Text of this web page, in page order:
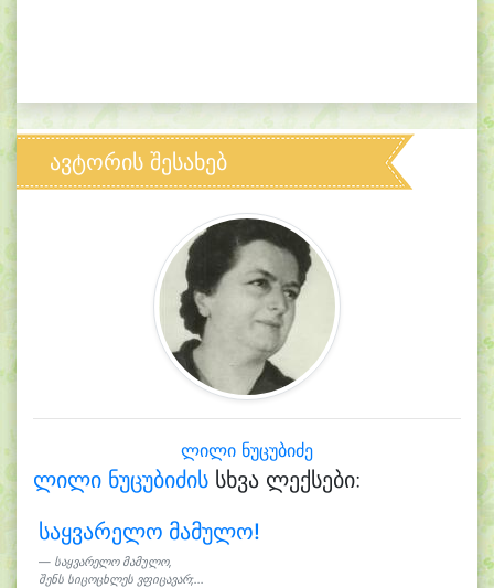
ავტორის შესახებ
ლილი ნუცუბიძე
ლილი ნუცუბიძის სხვა ლექსები:
საყვარელო მამულო!
საყვარელო მამულო,
შენს სიცოცხლეს ვფიცავარ;...